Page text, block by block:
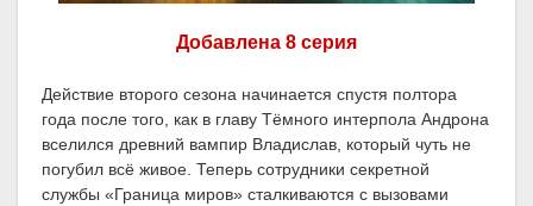
Добавлена 8 серия
Действие второго сезона начинается спустя полтора
года после того, как в главу Тёмного интерпола Андрона
вселился древний вампир Владислав, который чуть не
погубил всё живое. Теперь сотрудники секретной
службы «Граница миров» сталкиваются с вызовами